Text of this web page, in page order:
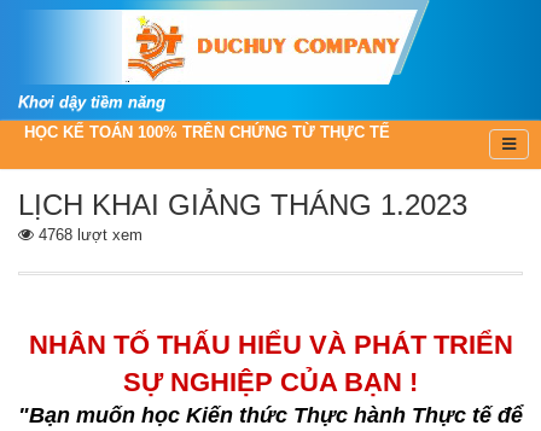
Khơi dậy tiềm năng
HỌC KẾ TOÁN 100% TRÊN CHỨNG TỪ THỰC TẾ
LỊCH KHAI GIẢNG THÁNG 1.2023
4768 lượt xem
NHÂN TỐ THẤU HIỂU VÀ PHÁT TRIỂN
SỰ NGHIỆP CỦA BẠN !
"Bạn muốn học Kiến thức Thực hành Thực tế để